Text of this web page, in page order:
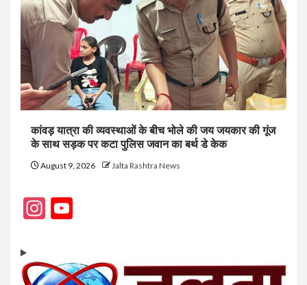
कांवड़ यात्रा की व्यवस्थाओं के बीच भोले की जय जयकार की गूंज
के साथ सड़क पर कटा पुलिस जवान का बर्थ डे केक
August 9, 2026 Jalta Rashtra News
Instagram